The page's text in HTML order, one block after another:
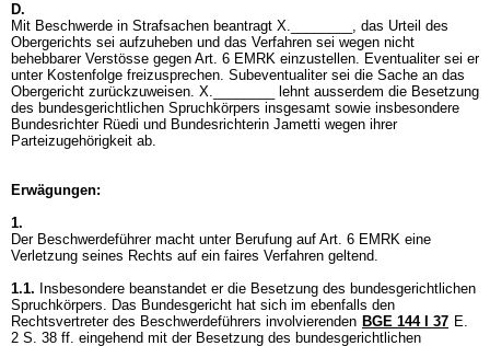
D.
Mit Beschwerde in Strafsachen beantragt X.________, das Urteil des
Obergerichts sei aufzuheben und das Verfahren sei wegen nicht
behebbarer Verstösse gegen Art. 6 EMRK einzustellen. Eventualiter sei er
unter Kostenfolge freizusprechen. Subeventualiter sei die Sache an das
Obergericht zurückzuweisen. X.________ lehnt ausserdem die Besetzung
des bundesgerichtlichen Spruchkörpers insgesamt sowie insbesondere
Bundesrichter Rüedi und Bundesrichterin Jametti wegen ihrer
Parteizugehörigkeit ab.
Erwägungen:
1.
Der Beschwerdeführer macht unter Berufung auf Art. 6 EMRK eine
Verletzung seines Rechts auf ein faires Verfahren geltend.
1.1. Insbesondere beanstandet er die Besetzung des bundesgerichtlichen
Spruchkörpers. Das Bundesgericht hat sich im ebenfalls den
Rechtsvertreter des Beschwerdeführers involvierenden BGE 144 I 37 E.
2 S. 38 ff. eingehend mit der Besetzung des bundesgerichtlichen